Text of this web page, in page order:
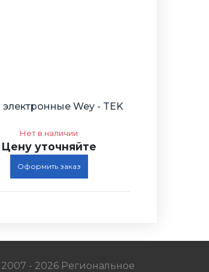
электронные Wey - TEK
Нет в наличии
Цену уточняйте
Оформить заказ
- 2026 Региональное